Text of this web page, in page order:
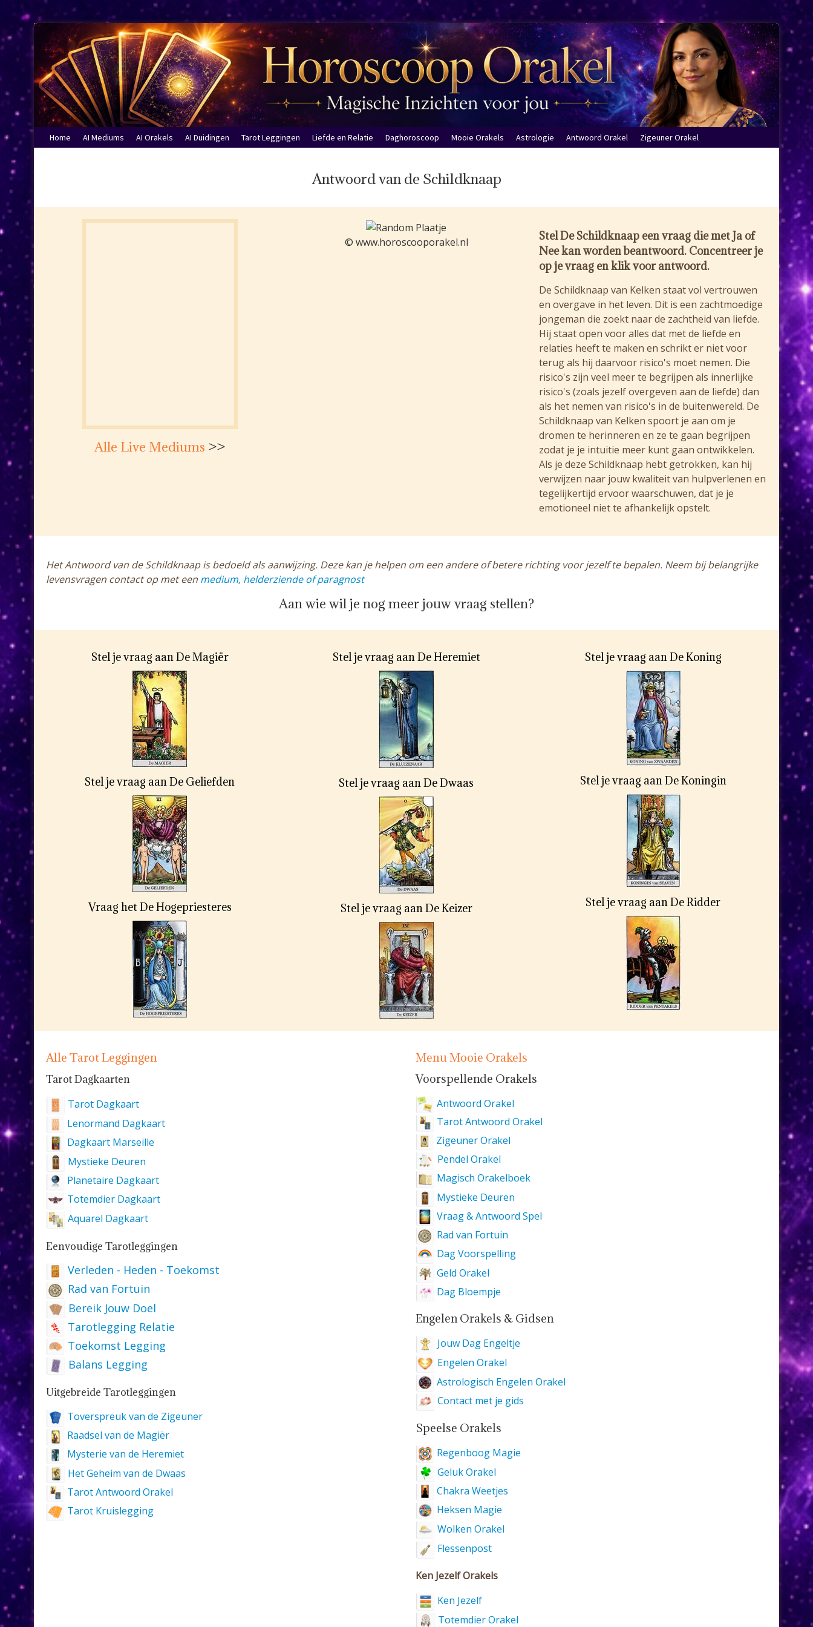
Home AI Mediums AI Orakels AI Duidingen Tarot Leggingen Liefde en Relatie Daghoroscoop Mooie Orakels Astrologie Antwoord Orakel Zigeuner Orakel
Antwoord van de Schildknaap
Alle Live Mediums >>
© www.horoscooporakel.nl
Stel De Schildknaap een vraag die met Ja of
Nee kan worden beantwoord. Concentreer je
op je vraag en klik voor antwoord.
De Schildknaap van Kelken staat vol vertrouwen
en overgave in het leven. Dit is een zachtmoedige
jongeman die zoekt naar de zachtheid van liefde.
Hij staat open voor alles dat met de liefde en
relaties heeft te maken en schrikt er niet voor
terug als hij daarvoor risico's moet nemen. Die
risico's zijn veel meer te begrijpen als innerlijke
risico's (zoals jezelf overgeven aan de liefde) dan
als het nemen van risico's in de buitenwereld. De
Schildknaap van Kelken spoort je aan om je
dromen te herinneren en ze te gaan begrijpen
zodat je je intuitie meer kunt gaan ontwikkelen.
Als je deze Schildknaap hebt getrokken, kan hij
verwijzen naar jouw kwaliteit van hulpverlenen en
tegelijkertijd ervoor waarschuwen, dat je je
emotioneel niet te afhankelijk opstelt.
Het Antwoord van de Schildknaap is bedoeld als aanwijzing. Deze kan je helpen om een andere of betere richting voor jezelf te bepalen. Neem bij belangrijke
levensvragen contact op met een medium, helderziende of paragnost
Aan wie wil je nog meer jouw vraag stellen?
Stel je vraag aan De Magiër
Stel je vraag aan De Geliefden
Vraag het De Hogepriesteres
Stel je vraag aan De Heremiet
Stel je vraag aan De Dwaas
Stel je vraag aan De Keizer
Stel je vraag aan De Koning
Stel je vraag aan De Koningin
Stel je vraag aan De Ridder
Alle Tarot Leggingen
Tarot Dagkaarten
Tarot Dagkaart
Lenormand Dagkaart
Dagkaart Marseille
Mystieke Deuren
Planetaire Dagkaart
Totemdier Dagkaart
Aquarel Dagkaart
Eenvoudige Tarotleggingen
Verleden - Heden - Toekomst
Rad van Fortuin
Bereik Jouw Doel
Tarotlegging Relatie
Toekomst Legging
Balans Legging
Uitgebreide Tarotleggingen
Toverspreuk van de Zigeuner
Raadsel van de Magiër
Mysterie van de Heremiet
Het Geheim van de Dwaas
Tarot Antwoord Orakel
Tarot Kruislegging
Menu Mooie Orakels
Voorspellende Orakels
Antwoord Orakel
Tarot Antwoord Orakel
Zigeuner Orakel
Pendel Orakel
Magisch Orakelboek
Mystieke Deuren
Vraag & Antwoord Spel
Rad van Fortuin
Dag Voorspelling
Geld Orakel
Dag Bloempje
Engelen Orakels & Gidsen
Jouw Dag Engeltje
Engelen Orakel
Astrologisch Engelen Orakel
Contact met je gids
Speelse Orakels
Regenboog Magie
Geluk Orakel
Chakra Weetjes
Heksen Magie
Wolken Orakel
Flessenpost
Ken Jezelf Orakels
Ken Jezelf
Totemdier Orakel